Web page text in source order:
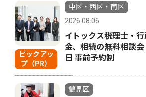
ピックアッ
プ（PR）
中区・西区・南区
2026.08.06
イトックス税理士・
金、相続の無料相談
日 事前予約制
鶴見区